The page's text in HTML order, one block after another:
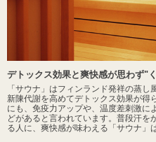
デトックス効果と爽快感が思わず"
「サウナ」はフィンランド発祥の蒸
新陳代謝を高めてデトックス効果が得
にも、免疫力アップや、温度差刺激に
どがあると言われています。普段汗を
る人に、爽快感が味わえる「サウナ」